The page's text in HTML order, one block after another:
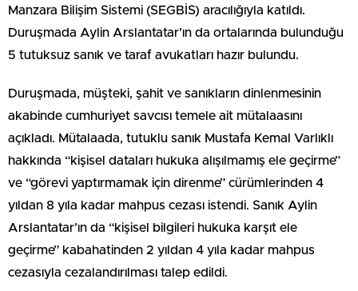
Manzara Bilişim Sistemi (SEGBİS) aracılığıyla katıldı.
Duruşmada Aylin Arslantatar’ın da ortalarında bulunduğu
5 tutuksuz sanık ve taraf avukatları hazır bulundu.
Duruşmada, müşteki, şahit ve sanıkların dinlenmesinin
akabinde cumhuriyet savcısı temele ait mütalaasını
açıkladı. Mütalaada, tutuklu sanık Mustafa Kemal Varlıklı
hakkında “kişisel dataları hukuka alışılmamış ele geçirme”
ve “görevi yaptırmamak için direnme” cürümlerinden 4
yıldan 8 yıla kadar mahpus cezası istendi. Sanık Aylin
Arslantatar’ın da “kişisel bilgileri hukuka karşıt ele
geçirme” kabahatinden 2 yıldan 4 yıla kadar mahpus
cezasıyla cezalandırılması talep edildi.